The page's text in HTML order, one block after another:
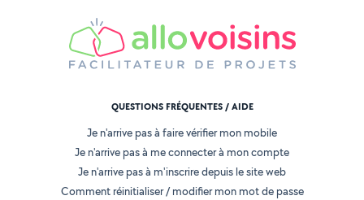
QUESTIONS FRÉQUENTES / AIDE
Je n'arrive pas à faire vérifier mon mobile
Je n'arrive pas à me connecter à mon compte
Je n'arrive pas à m'inscrire depuis le site web
Comment réinitialiser / modifier mon mot de passe